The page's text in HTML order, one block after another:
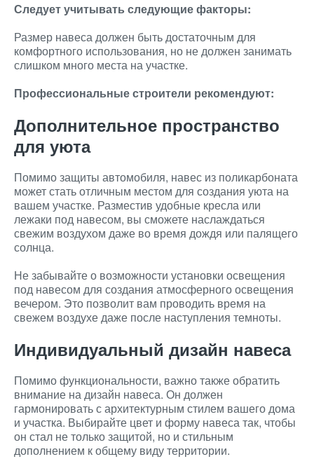
Следует учитывать следующие факторы:
Размер навеса должен быть достаточным для
комфортного использования, но не должен занимать
слишком много места на участке.
Профессиональные строители рекомендуют:
Дополнительное пространство
для уюта
Помимо защиты автомобиля, навес из поликарбоната
может стать отличным местом для создания уюта на
вашем участке. Разместив удобные кресла или
лежаки под навесом, вы сможете наслаждаться
свежим воздухом даже во время дождя или палящего
солнца.
Не забывайте о возможности установки освещения
под навесом для создания атмосферного освещения
вечером. Это позволит вам проводить время на
свежем воздухе даже после наступления темноты.
Индивидуальный дизайн навеса
Помимо функциональности, важно также обратить
внимание на дизайн навеса. Он должен
гармонировать с архитектурным стилем вашего дома
и участка. Выбирайте цвет и форму навеса так, чтобы
он стал не только защитой, но и стильным
дополнением к общему виду территории.